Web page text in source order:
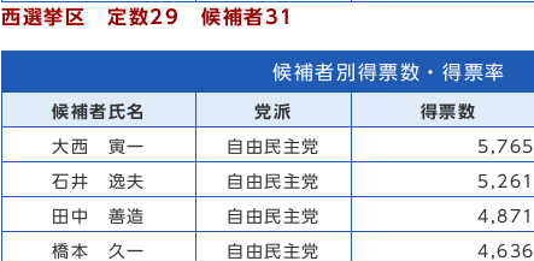
西選挙区 定数29 候補者31
候補者別得票数・得票率
候補者氏名 党派 得票数
大西 寅一 自由民主党 5,765
石井 逸夫 自由民主党 5,261
田中 善造 自由民主党 4,871
橋本 久一 自由民主党 4,636